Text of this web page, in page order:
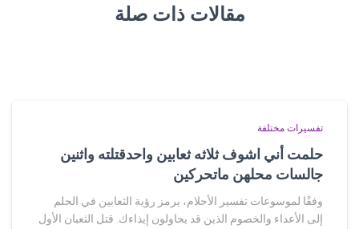
مقالات ذات صلة
تفسيرات مختلفة
حلمت أني اشوف ثلاثه ثعابين واحدقتلته واثنين
جالسات محلهن ماتحركين
وفقًا لموسوعات تفسير الأحلام، يرمز رؤية الثعابين في الحلم
إلى الأعداء والخصوم الذين قد يحاولون إيذاءك. قتل الثعبان الأول